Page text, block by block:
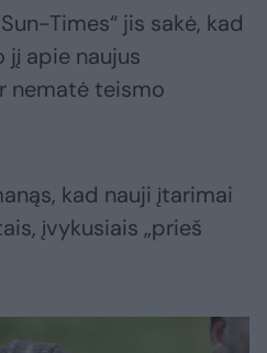
Times“ jis sakė, kad
apie naujus
nematė teismo
kad nauji įtarimai
įvykusiais „prieš